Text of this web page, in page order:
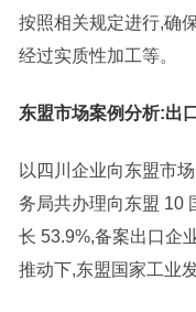
按照相关规定进行,确
经过实质性加工等。
东盟市场案例分析:出
以四川企业向东盟市
务局共办理向东盟 10
长 53.9%,备案出口企
推动下,东盟国家工业